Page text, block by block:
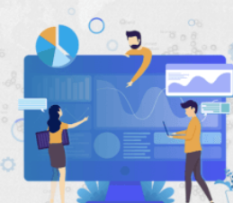
Proteção e Atendimento
Indivíduos (PAEFI) que é